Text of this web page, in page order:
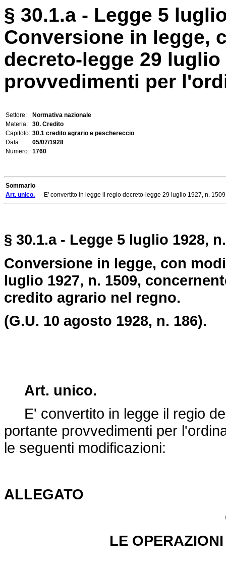
§ 30.1.a - Legge 5
Conversione in legge,
decreto-legge 29
provvedimenti per
Settore:
Normativa nazionale
Materia:
30. Credito
Capitolo: 30.1 credito agrario e peschereccio
Data:
05/07/1928
Numero: 1760
Sommario
Art. unico. E' convertito in legge il regio decreto-legge 29 luglio 1927, n.
§ 30.1.a - Legge 5 luglio 1928,
Conversione in legge, con
luglio 1927, n. 1509,
credito agrario nel regno.
(G.U. 10 agosto 1928, n. 186).
Art. unico.
E' convertito in legge il regio
portante provvedimenti per
le seguenti modificazioni:
ALLEGATO
LE